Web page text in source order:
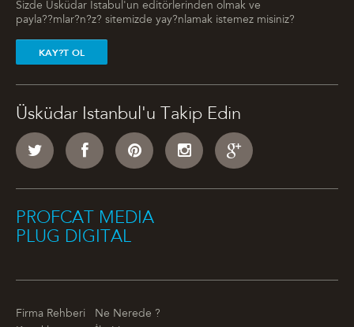
Sizde Üsküdar Istabul'un editörlerinden olmak ve
payla??mlar?n?z? sitemizde yay?nlamak istemez misiniz?
KAY?T OL
Üsküdar Istanbul'u Takip Edin
PROFCAT MEDIA
PLUG DIGITAL
Firma Rehberi
Ne Nerede ?